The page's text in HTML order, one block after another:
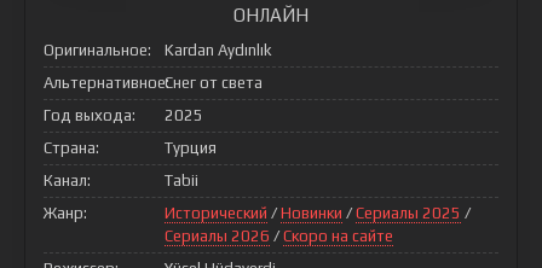
ОНЛАЙН
Оригинальное:
Kardan Aydınlık
Альтернативное:Снег от света
Год выхода:
2025
Страна:
Турция
Канал:
Tabii
Жанр:
Исторический / Новинки / Сериалы 2025 /
Сериалы 2026 / Скоро на сайте